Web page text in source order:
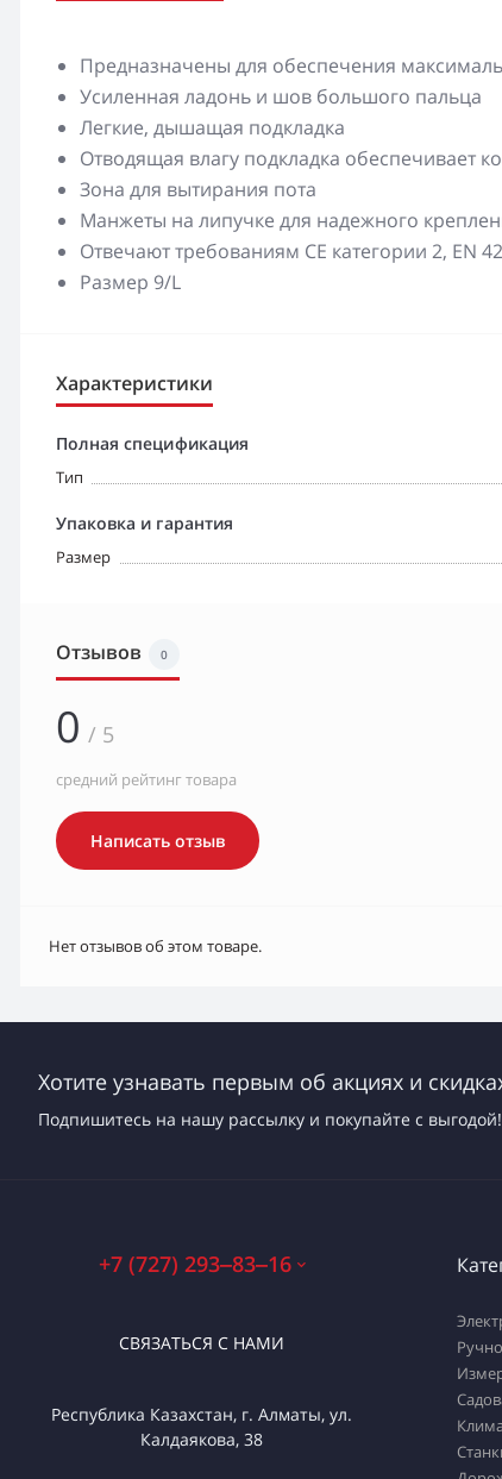
Предназначены для обеспечения
Усиленная ладонь и шов большого пальца
Легкие, дышащая подкладка
Отводящая влагу подкладка обеспечивает
Зона для вытирания пота
Манжеты на липучке для надежного
Отвечают требованиям CE категории 2, EN
Размер 9/L
Характеристики
Полная спецификация
Тип
Упаковка и гарантия
Размер
Отзывов 0
0 / 5
средний рейтинг товара
Написать отзыв
Нет отзывов об этом товаре.
Хотите узнавать первым об акциях и
Подпишитесь на нашу рассылку и покупайте с выгодой!
+7 (727) 293‒83‒16
СВЯЗАТЬСЯ С НАМИ
Республика Казахстан, г. Алматы, ул.
Калдаякова, 38